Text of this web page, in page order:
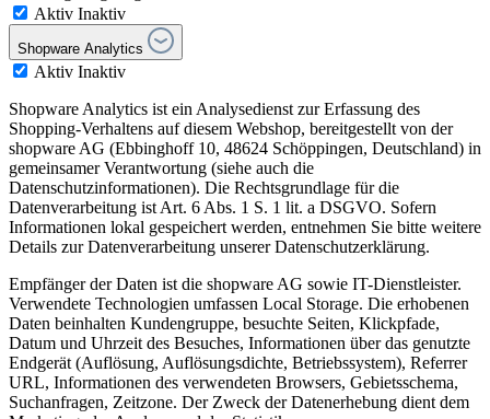
Aktiv Inaktiv
Shopware Analytics
Aktiv Inaktiv
Shopware Analytics ist ein Analysedienst zur Erfassung des
Shopping-Verhaltens auf diesem Webshop, bereitgestellt von der
shopware AG (Ebbinghoff 10, 48624 Schöppingen, Deutschland) in
gemeinsamer Verantwortung (siehe auch die
Datenschutzinformationen). Die Rechtsgrundlage für die
Datenverarbeitung ist Art. 6 Abs. 1 S. 1 lit. a DSGVO. Sofern
Informationen lokal gespeichert werden, entnehmen Sie bitte weitere
Details zur Datenverarbeitung unserer Datenschutzerklärung.
Empfänger der Daten ist die shopware AG sowie IT-Dienstleister.
Verwendete Technologien umfassen Local Storage. Die erhobenen
Daten beinhalten Kundengruppe, besuchte Seiten, Klickpfade,
Datum und Uhrzeit des Besuches, Informationen über das genutzte
Endgerät (Auflösung, Auflösungsdichte, Betriebssystem), Referrer
URL, Informationen des verwendeten Browsers, Gebietsschema,
Suchanfragen, Zeitzone. Der Zweck der Datenerhebung dient dem